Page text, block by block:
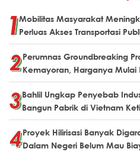
Mobilitas Masyarakat
Perluas Akses Transportasi
Perumnas Groundbreaking
Kemayoran, Harganya Mulai
Bahlil Ungkap Penyebab
Bangun Pabrik di Vietnam
Proyek Hilirisasi Banyak
Dalam Negeri Belum Mau